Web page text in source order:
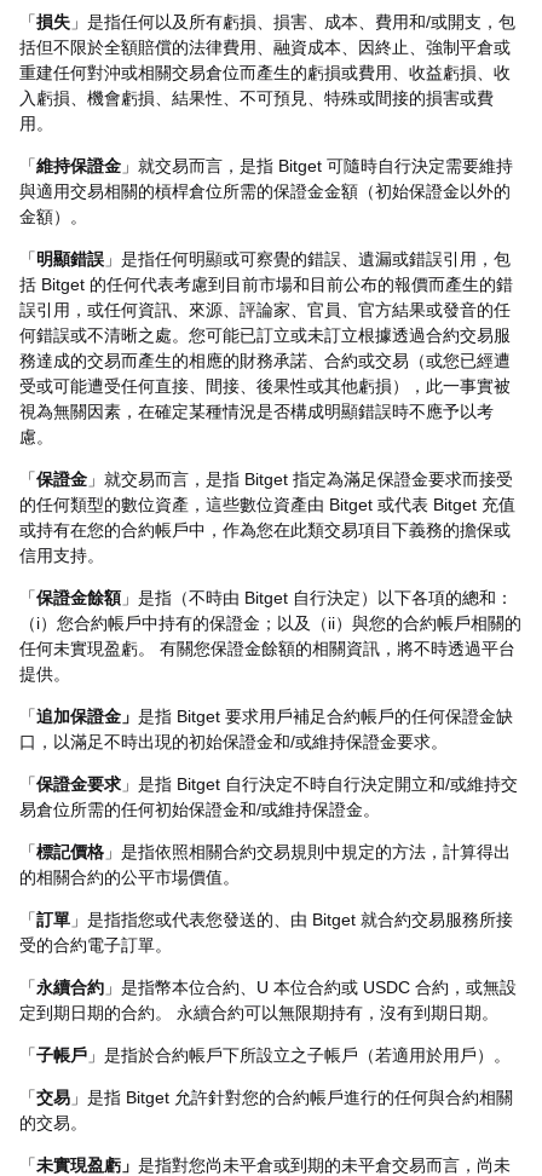
「損失 」是指任何以及所有虧損、損害、成本、費用和/或開支，包
括但不限於全額賠償的法律費用、融資成本、因終止、強制平倉或
重建任何對沖或相關交易倉位而產生的虧損或費用、收益虧損、收
入虧損、機會虧損、結果性、不可預見、特殊或間接的損害或費
用。
「維持保證金 」就交易而言，是指 Bitget 可隨時自行決定需要維持
與適用交易相關的槓桿倉位所需的保證金金額（初始保證金以外的
金額）。
「明顯錯誤 」是指任何明顯或可察覺的錯誤、遺漏或錯誤引用，包
括 Bitget 的任何代表考慮到目前市場和目前公布的報價而產生的錯
誤引用，或任何資訊、來源、評論家、官員、官方結果或發音的任
何錯誤或不清晰之處。您可能已訂立或未訂立根據透過合約交易服
務達成的交易而產生的相應的財務承諾、合約或交易（或您已經遭
受或可能遭受任何直接、間接、後果性或其他虧損），此一事實被
視為無關因素，在確定某種情況是否構成明顯錯誤時不應予以考
慮。
「保證金 」就交易而言，是指 Bitget 指定為滿足保證金要求而接受
的任何類型的數位資產，這些數位資產由 Bitget 或代表 Bitget 充值
或持有在您的合約帳戶中，作為您在此類交易項目下義務的擔保或
信用支持。
「保證金餘額」是指（不時由 Bitget 自行決定）以下各項的總和：
（i）您合約帳戶中持有的保證金；以及（ii）與您的合約帳戶相關的
任何未實現盈虧。 有關您保證金餘額的相關資訊，將不時透過平台
提供。
「追加保證金」 是指 Bitget 要求用戶補足合約帳戶的任何保證金缺
口，以滿足不時出現的初始保證金和/或維持保證金要求。
「保證金要求 」是指 Bitget 自行決定不時自行決定開立和/或維持交
易倉位所需的任何初始保證金和/或維持保證金。
「標記價格 」是指依照相關合約交易規則中規定的方法，計算得出
的相關合約的公平市場價值。
「訂單 」是指指您或代表您發送的、由 Bitget 就合約交易服務所接
受的合約電子訂單。
「永續合約 」是指幣本位合約、U 本位合約或 USDC 合約，或無設
定到期日期的合約。 永續合約可以無限期持有，沒有到期日期。
「子帳戶 」是指於合約帳戶下所設立之子帳戶（若適用於用戶）。
「交易 」是指 Bitget 允許針對您的合約帳戶進行的任何與合約相關
的交易。
「未實現盈虧」 是指對您尚未平倉或到期的未平倉交易而言，尚未